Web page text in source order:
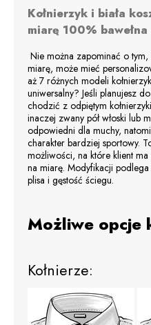
Kołnierzyk i biała
miarę 100%
Nie można zapominać o tym,
miarę, może mieć
aż 7 różnych modeli
uniwersalny? Jeśli planujesz
chodzić z odpiętym
inaczej zwany pół włoski lub
odpowiedni dla muchy,
charakter bardziej sportowy.
możliwości, na które klient ma
na miarę. Modyfikacji
plisa i gęstość ściegu.
Możliwe opcje
Kołnierze: